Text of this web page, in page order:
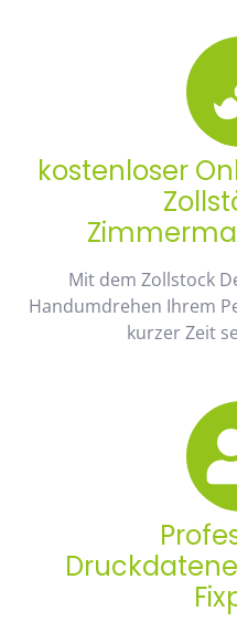
kostenloser
Mit dem Zollstock
Handumdrehen Ihrem
kurzer Zeit